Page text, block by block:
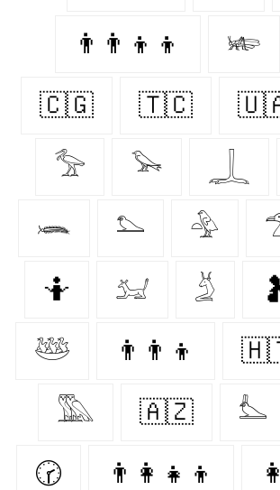
👨‍👨‍👦‍👦 𓆧
🇨🇬 🇹🇨
𓅡 𓅨 𓆆
𓆨 𓅌 𓅲
🤷‍ 𓃫 𓄄
𓅸 👨‍👨‍👦
𓅔 🇦🇿 𓅏
🕝 👨‍👩‍👧‍👦